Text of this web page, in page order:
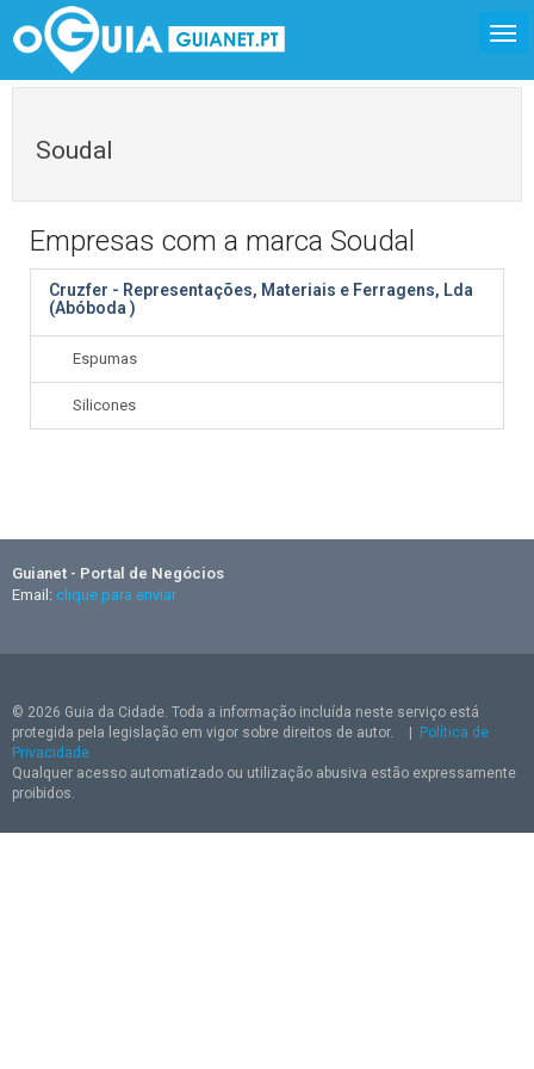
Soudal
Empresas com a marca Soudal
Cruzfer - Representações, Materiais e Ferragens, Lda
(Abóboda )
Espumas
Silicones
Guianet - Portal de Negócios
Email: clique para enviar
© 2026 Guia da Cidade. Toda a informação incluída neste serviço está
protegida pela legislação em vigor sobre direitos de autor.
Política de
Privacidade
Qualquer acesso automatizado ou utilização abusiva estão expressamente
proibidos.